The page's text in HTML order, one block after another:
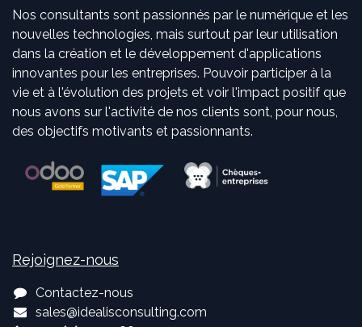
Nos consultants sont passionnés par le numérique et les
nouvelles technologies, mais surtout par leur utilisation
dans la création et le développement d'applications
innovantes pour les entreprises. Pouvoir participer à la
vie et à l'évolution des projets et voir l'impact positif que
nous avons sur l'activité de nos clients sont, pour nous,
des objectifs motivants et passionnants.
Rejoignez-nous
Contactez-nous
sales@idealisconsulting.com